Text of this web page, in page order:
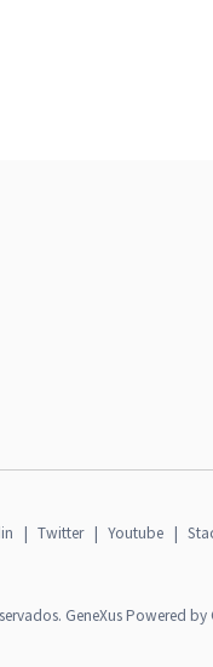
| Twitter | Youtube |
GeneXus Powered